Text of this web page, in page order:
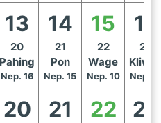
13
20
Pahing
Nep. 16
14
21
Pon
Nep. 15
15
22
Wage
Nep. 10
16
23
Nep.
20 21 22 23